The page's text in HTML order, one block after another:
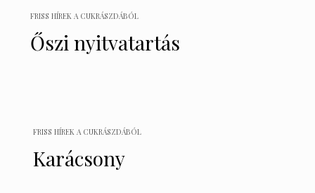
navigáció
FRISS HÍREK A CUKRÁSZDÁBÓL
Őszi nyitvatartás
FRISS HÍREK A CUKRÁSZDÁBÓL
Karácsony